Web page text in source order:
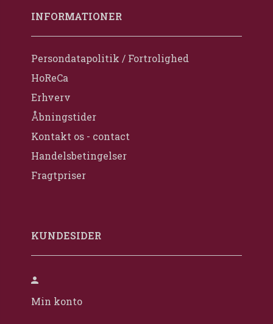
INFORMATIONER
Persondatapolitik / Fortrolighed
HoReCa
Erhverv
Åbningstider
Kontakt os - contact
Handelsbetingelser
Fragtpriser
KUNDESIDER
Min konto